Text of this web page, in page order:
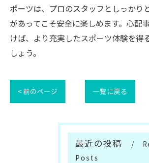
ポーツは、プロのスタッフとしっかり
があってこそ安全に楽しめます。心配
けば、より充実したスポーツ体験を得
しょう。
< 前のページ 一覧に戻る
最近の投稿
Posts